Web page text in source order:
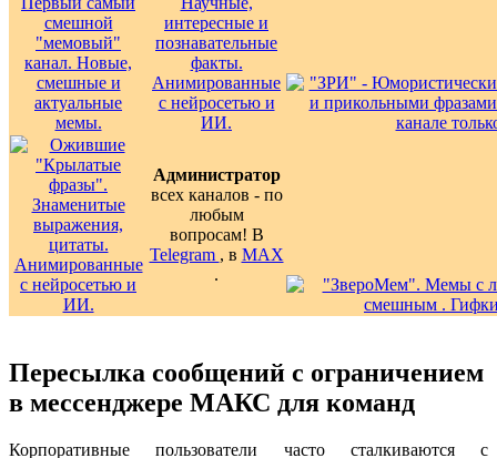
Администратор
всех каналов - по
любым
вопросам! В
Telegram , в MAX
.
Пересылка сообщений с ограничением
в мессенджере МАКС для команд
Корпоративные пользователи часто сталкиваются с